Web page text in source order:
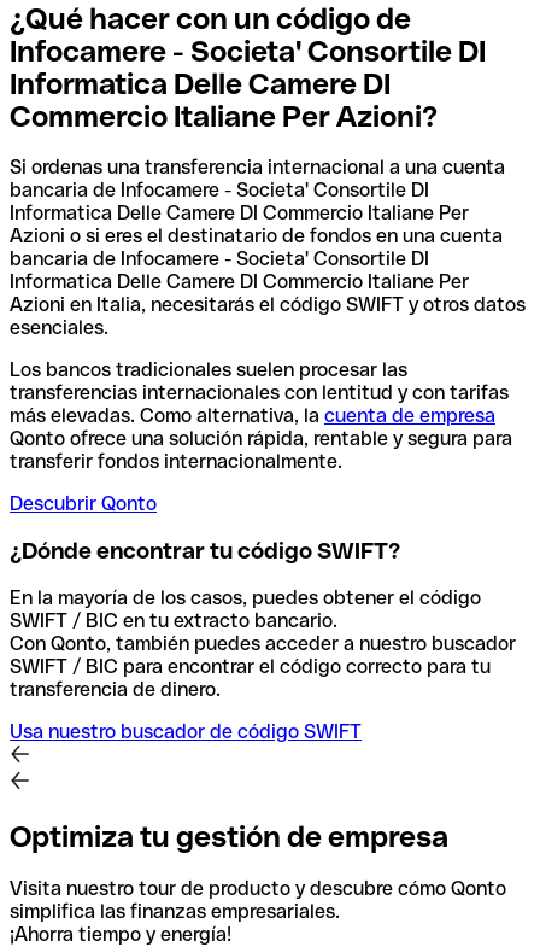
¿Qué hacer con un código de
Infocamere - Societa' Consortile DI
Informatica Delle Camere DI
Commercio Italiane Per Azioni?
Si ordenas una transferencia internacional a una cuenta
bancaria de Infocamere - Societa' Consortile DI
Informatica Delle Camere DI Commercio Italiane Per
Azioni o si eres el destinatario de fondos en una cuenta
bancaria de Infocamere - Societa' Consortile DI
Informatica Delle Camere DI Commercio Italiane Per
Azioni en Italia, necesitarás el código SWIFT y otros datos
esenciales.
Los bancos tradicionales suelen procesar las
transferencias internacionales con lentitud y con tarifas
más elevadas. Como alternativa, la cuenta de empresa
Qonto ofrece una solución rápida, rentable y segura para
transferir fondos internacionalmente.
Descubrir Qonto
¿Dónde encontrar tu código SWIFT?
En la mayoría de los casos, puedes obtener el código
SWIFT / BIC en tu extracto bancario.
Con Qonto, también puedes acceder a nuestro buscador
SWIFT / BIC para encontrar el código correcto para tu
transferencia de dinero.
Usa nuestro buscador de código SWIFT
Optimiza tu gestión de empresa
Visita nuestro tour de producto y descubre cómo Qonto
simplifica las finanzas empresariales.
¡Ahorra tiempo y energía!